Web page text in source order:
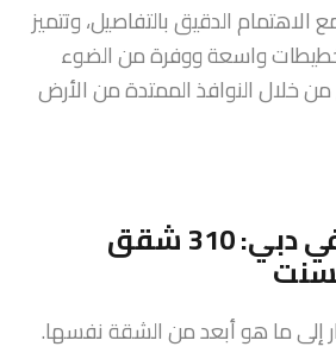
الدقيق بالتفاصيل، وتتميز
واسعة ووفرة من الضوء
خلال النوافذ الممتدة من الأرض
موقع متميز في دبي: 310 شقق
إلى ما هو أبعد من الشقة نفسها.